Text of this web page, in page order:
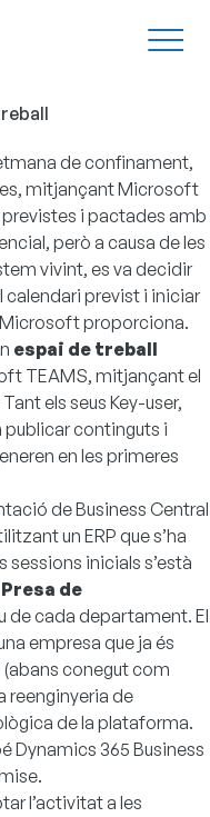
de confinament,
mitjançantMicrosoft
i pactades amb
però a causa de les
vivint, es va decidir
previst i iniciar
proporciona.
espai de treball
TEAMS, mitjançant el
els seus Key-user,
publicar continguts i
en les primeres
deBusiness Central
un ERP que s’ha
inicials s’està
de
de cada departament. El
empresa que ja és
conegut com
reenginyeria de
de la plataforma.
Dynamics 365 Business
.
l’activitat a les